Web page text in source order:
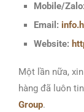
Mobile/Zalo:
Email:
Website:
Một lần nữa,
hàng đã luôn
Group.